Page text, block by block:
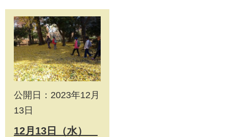
公開日：2023年12月
13日
12月13日（水）